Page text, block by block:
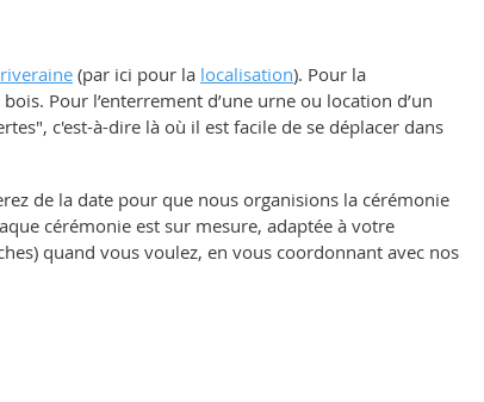
(par ici pour la localisation). Pour la
Pour l’enterrement d’une urne ou location d’un
c'est-à-dire là où il est facile de se déplacer dans
de la date pour que nous organisions la cérémonie
cérémonie est sur mesure, adaptée à votre
quand vous voulez, en vous coordonnant avec nos